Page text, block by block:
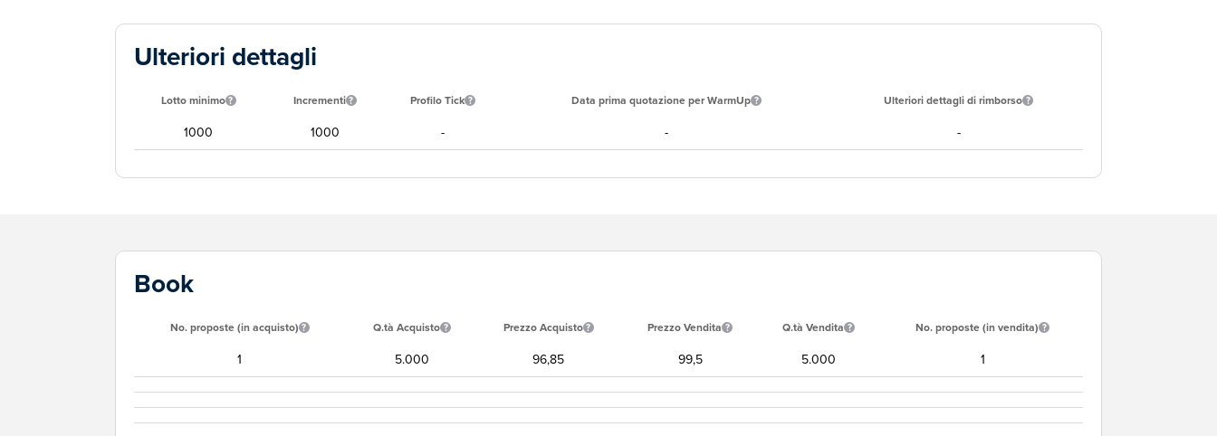
Ulteriori dettagli
Lotto minimo Incrementi Profilo Tick Data prima quotazione per WarmUp Ulteriori dettagli di rimborso
1000 1000 - - -
Book
No. proposte (in acquisto) Q.tà Acquisto Prezzo Acquisto Prezzo Vendita Q.tà Vendita No. proposte (in vendita)
1 5.000 96,85 99,5 5.000 1